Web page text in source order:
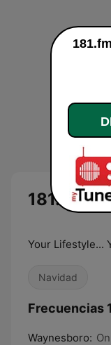
181.fm -
Your Lifestyle...
Navidad
Frecuencias
Waynesboro: